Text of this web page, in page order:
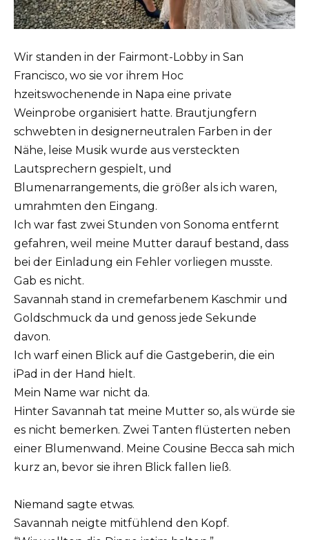
Wir standen in der Fairmont-Lobby in San
Francisco, wo sie vor ihrem Hoc
hzeitswochenende in Napa eine private
Weinprobe organisiert hatte. Brautjungfern
schwebten in designerneutralen Farben in der
Nähe, leise Musik wurde aus versteckten
Lautsprechern gespielt, und
Blumenarrangements, die größer als ich waren,
umrahmten den Eingang.
Ich war fast zwei Stunden von Sonoma entfernt
gefahren, weil meine Mutter darauf bestand, dass
bei der Einladung ein Fehler vorliegen musste.
Gab es nicht.
Savannah stand in cremefarbenem Kaschmir und
Goldschmuck da und genoss jede Sekunde
davon.
Ich warf einen Blick auf die Gastgeberin, die ein
iPad in der Hand hielt.
Mein Name war nicht da.
Hinter Savannah tat meine Mutter so, als würde sie
es nicht bemerken. Zwei Tanten flüsterten neben
einer Blumenwand. Meine Cousine Becca sah mich
kurz an, bevor sie ihren Blick fallen ließ.
Niemand sagte etwas.
Savannah neigte mitfühlend den Kopf.